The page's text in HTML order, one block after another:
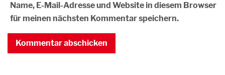
Name, E-Mail-Adresse und Website in diesem Browser
für meinen nächsten Kommentar speichern.